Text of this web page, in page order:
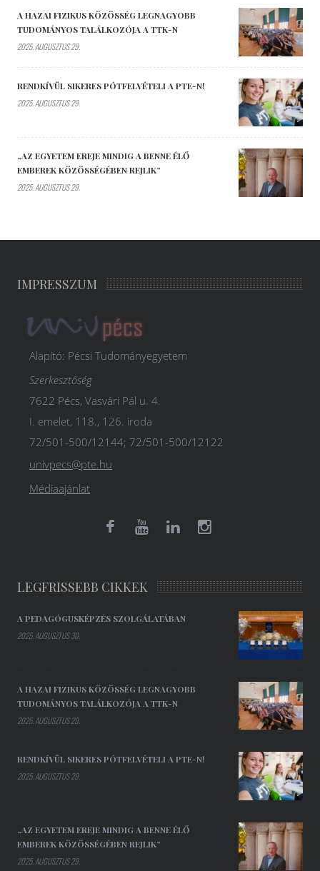
A HAZAI FIZIKUS KÖZÖSSÉG LEGNAGYOBB
TUDOMÁNYOS TALÁLKOZÓJA A TTK-N
2025. AUGUSZTUS 29.
RENDKÍVÜL SIKERES PÓTFELVÉTELI A PTE-N!
2025. AUGUSZTUS 29.
„AZ EGYETEM EREJE MINDIG A BENNE ÉLŐ
EMBEREK KÖZÖSSÉGÉBEN REJLIK”
2025. AUGUSZTUS 29.
IMPRESSZUM
Alapító: Pécsi Tudományegyetem
Szerkesztőség
7622 Pécs, Vasvári Pál u. 4.
I. emelet, 118., 126. iroda
72/501-500/12144; 72/501-500/12122
univpecs@pte.hu
Médiaajánlat
LEGFRISSEBB CIKKEK
A PEDAGÓGUSKÉPZÉS SZOLGÁLATÁBAN
2025. AUGUSZTUS 30.
A HAZAI FIZIKUS KÖZÖSSÉG LEGNAGYOBB
TUDOMÁNYOS TALÁLKOZÓJA A TTK-N
2025. AUGUSZTUS 29.
RENDKÍVÜL SIKERES PÓTFELVÉTELI A PTE-N!
2025. AUGUSZTUS 29.
„AZ EGYETEM EREJE MINDIG A BENNE ÉLŐ
EMBEREK KÖZÖSSÉGÉBEN REJLIK”
2025. AUGUSZTUS 29.